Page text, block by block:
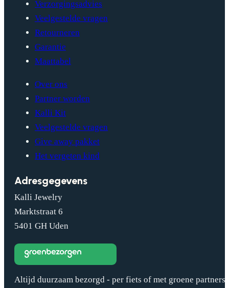
Verzorgingsadvies
Veelgestelde vragen
Retourneren
Garantie
Maattabel
Over ons
Partner worden
Kalli Kit
Veelgestelde vragen
Give away pakket
Het vergeten kind
Adresgegevens
Kalli Jewelry
Marktstraat 6
5401 GH Uden
Altijd duurzaam bezorgd - per fiets of met groene partners